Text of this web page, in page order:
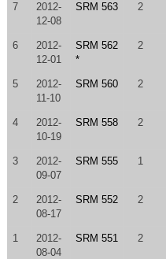
7
2012-
12-08
SRM 563 2
6
2012-
12-01
SRM 562
*
2
5
2012-
11-10
SRM 560 2
4
2012-
10-19
SRM 558 2
3
2012-
09-07
SRM 555 1
2
2012-
08-17
SRM 552 2
1
2012-
08-04
SRM 551 2